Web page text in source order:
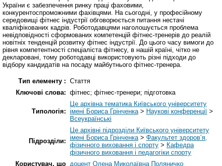
України є забезпечення ринку праці фаховими,
конкурентоспроможними фахівцями. На сьогодні, у професійному
середовищі фітнес індустрії обговорюється питання нестачі
кваліфікованих кадрів. Роботодавцями наголошується проблема
невідповідності сформованих компетенцій фітнес-тренерів до реалій
новітніх тенденцій розвитку фітнес індустрії. До цього часу вимоги до
рівня компетентності спеціаліста фітнесу, в нашій країні, чітко не
декларовані, тому роботодавці використовують різні підходи до
відбору кандидатів на посаду майбутнього фітнес-тренера.
Тип елементу : Стаття
Ключові слова: фітнес; фітнес-тренери; підготовка
Типологія:
Це архівна тематика Київського університету
імені Бориса Грінченка> Наукові конференції >
Всеукраїнські
Підрозділи:
Це архівні підрозділи Київського університету
імені Бориса Грінченка> Факультет здоров’я,
фізичного виховання і спорту > Кафедра
фізичного виховання і педагогіки спорту
Користувач, що доцент Олена Миколаївна Поляничко